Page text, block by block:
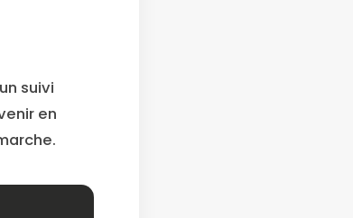
suivi
en